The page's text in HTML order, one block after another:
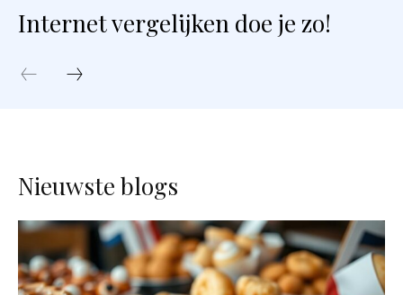
Internet vergelijken doe je zo!
Nieuwste blogs